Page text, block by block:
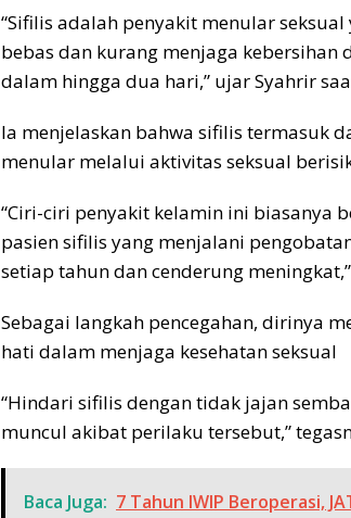
“Sifilis adalah penyakit menular
bebas dan kurang menjaga
dalam hingga dua hari,” ujar Syahrir
Ia menjelaskan bahwa sifilis termasuk
menular melalui aktivitas seksual
“Ciri-ciri penyakit kelamin ini biasanya
pasien sifilis yang menjalani
setiap tahun dan cenderung
Sebagai langkah pencegahan, dirinya
hati dalam menjaga kesehatan seksual
“Hindari sifilis dengan tidak jajan
muncul akibat perilaku tersebut,”
Baca Juga: 7 Tahun IWIP Beroperasi,